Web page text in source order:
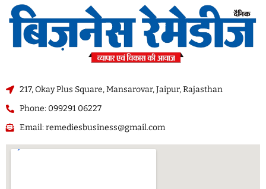
217, Okay Plus Square, Mansarovar, Jaipur, Rajasthan
Phone: 099291 06227
Email: remediesbusiness@gmail.com